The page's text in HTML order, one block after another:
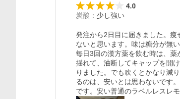
4.0
炭酸 ： 少し強い
発注から2日目に届きました。
ないと思います。味は糖分が無
毎日3回の漢方薬を飲む時は、
揺れて、油断してキャップを開
りました。でも吹くとかなり減
るのは、安いとは思わないです
です。安い普通のラベルレスレ